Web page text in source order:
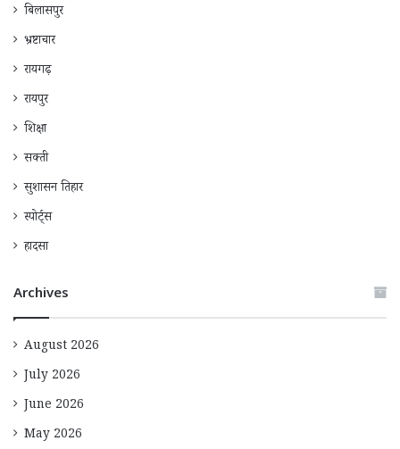
बिलासपुर
भ्रष्टाचार
रायगढ़
रायपुर
शिक्षा
सक्ती
सुशासन तिहार
स्पोर्ट्स
हादसा
Archives
August 2026
July 2026
June 2026
May 2026